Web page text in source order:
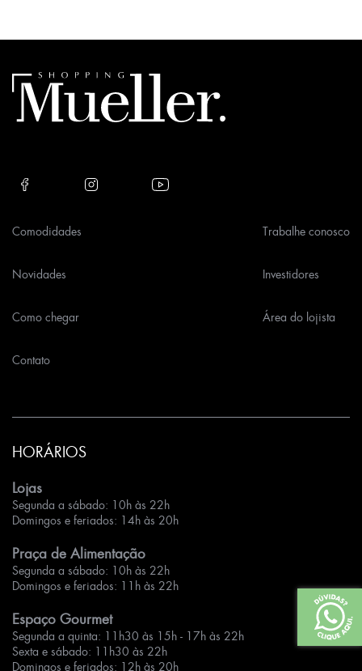
empty.
Comodidades
Novidades
Como chegar
Contato
Trabalhe conosco
Investidores
Área do lojista
HORÁRIOS
Lojas
Segunda a sábado: 10h às 22h
Domingos e feriados: 14h às 20h
Praça de Alimentação
Segunda a sábado: 10h às 22h
Domingos e feriados: 11h às 22h
Espaço Gourmet
Segunda a quinta: 11h30 às 15h - 17h às 22h
Sexta e sábado: 11h30 às 22h
Domingos e feriados: 12h às 20h